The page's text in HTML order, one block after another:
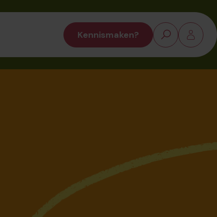
Kennismaken?